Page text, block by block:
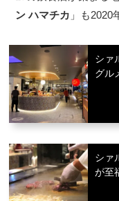
ン ハマチカ 」も2020
シァ
グル
シァ
が至